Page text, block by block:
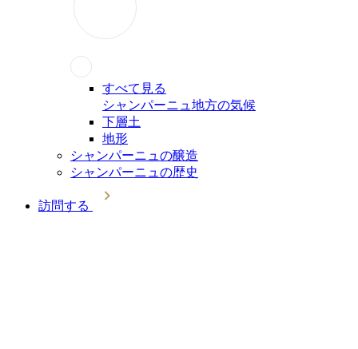
すべて見る
シャンパーニュ地方の気候
下層土
地形
シャンパーニュの醸造
シャンパーニュの歴史
訪問する